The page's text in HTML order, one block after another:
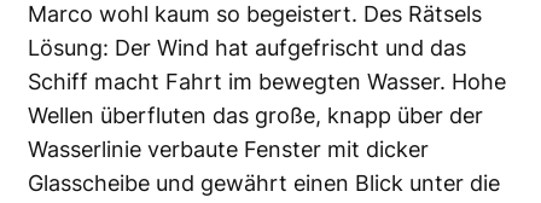
Marco wohl kaum so begeistert. Des Rätsels
Lösung: Der Wind hat aufgefrischt und das
Schiff macht Fahrt im bewegten Wasser. Hohe
Wellen überfluten das große, knapp über der
Wasserlinie verbaute Fenster mit dicker
Glasscheibe und gewährt einen Blick unter die